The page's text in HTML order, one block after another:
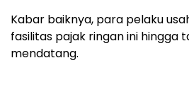
Kabar baiknya, para pelaku
fasilitas pajak ringan ini hingga
mendatang.